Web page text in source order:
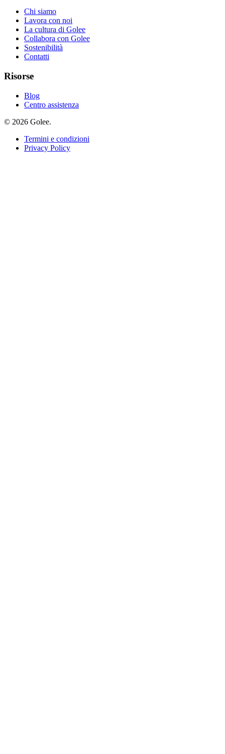
Chi siamo
Lavora con noi
La cultura di Golee
Collabora con Golee
Sostenibilità
Contatti
Risorse
Blog
Centro assistenza
© 2026 Golee.
Termini e condizioni
Privacy Policy